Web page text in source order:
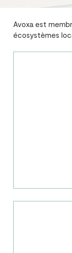
Avoxa est
écosystèmes